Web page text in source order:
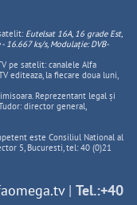
Eutelsat 16A, 16 grade Est,
16.667 ks/s, Modulație: DVB-
pe satelit: canalele Alfa
editeaza, la fiecare doua luni,
Reprezentant legal și
director general,
este Consiliul National al
5, Bucuresti, tel: 40 (0)21
| Tel.:+40